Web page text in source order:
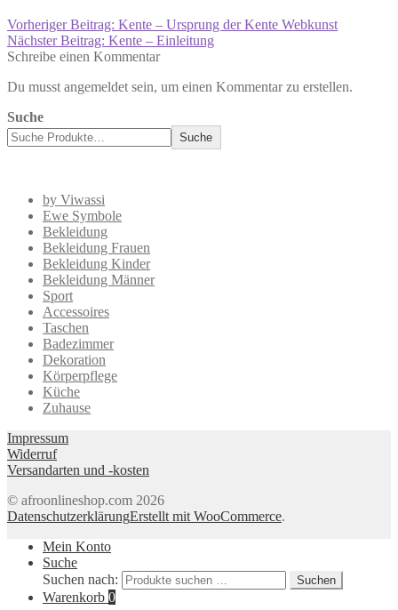
Vorheriger Beitrag: Kente – Ursprung der Kente Webkunst
Nächster Beitrag: Kente – Einleitung
Schreibe einen Kommentar
Du musst angemeldet sein, um einen Kommentar zu erstellen.
Suche
Suche
by Viwassi
Ewe Symbole
Bekleidung
Bekleidung Frauen
Bekleidung Kinder
Bekleidung Männer
Sport
Accessoires
Taschen
Badezimmer
Dekoration
Körperpflege
Küche
Zuhause
Impressum
Widerruf
Versandarten und -kosten
© afroonlineshop.com 2026
DatenschutzerklärungErstellt mit WooCommerce.
Mein Konto
Suche
Suchen nach:
Suchen
Warenkorb 0